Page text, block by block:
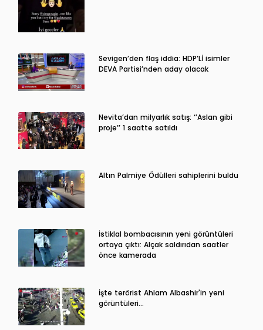
Sevigen’den flaş iddia: HDP’Lİ isimler
DEVA Partisi’nden aday olacak
Nevita’dan milyarlık satış: ‘’Aslan gibi
proje’’ 1 saatte satıldı
Altın Palmiye Ödülleri sahiplerini buldu
İstiklal bombacısının yeni görüntüleri
ortaya çıktı: Alçak saldırıdan saatler
önce kamerada
İşte terörist Ahlam Albashir'in yeni
görüntüleri…